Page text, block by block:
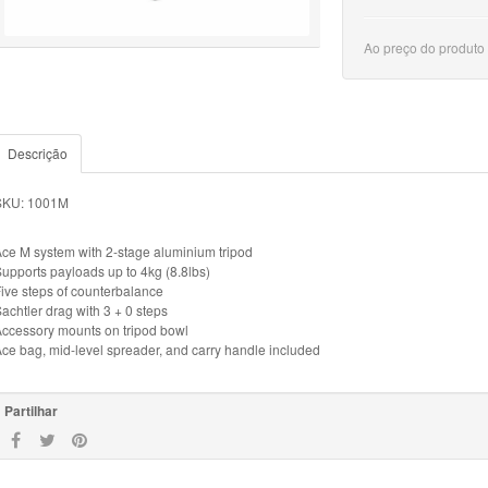
Ao preço do
Descrição
1001M
M system with 2-stage aluminium tripod
payloads up to 4kg (8.8lbs)
steps of counterbalance
drag with 3 + 0 steps
mounts on tripod bowl
bag, mid-level spreader, and carry handle included
Partilhar